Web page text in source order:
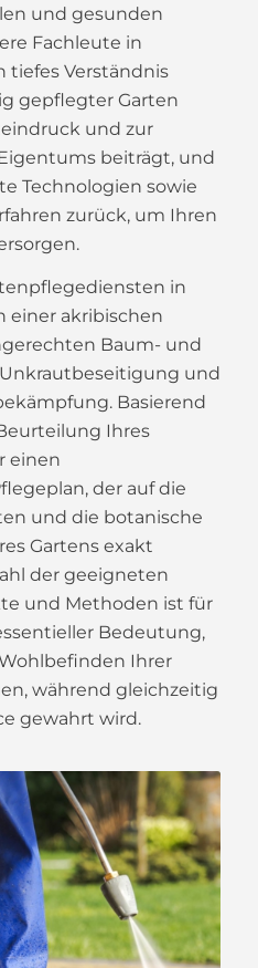
und gesunden
Fachleute in
tiefes Verständnis
gepflegter Garten
und zur
beiträgt, und
Technologien sowie
zurück, um Ihren
in
einer akribischen
Baum- und
und
Basierend
Ihres
einen
der auf die
und die botanische
Gartens exakt
der geeigneten
und Methoden ist für
Bedeutung,
Ihrer
während gleichzeitig
gewahrt wird.